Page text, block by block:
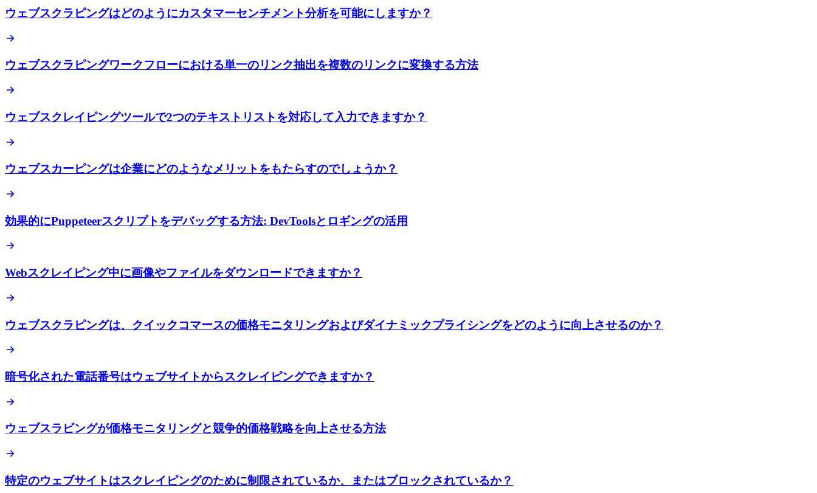
ウェブスクラピングはどのようにカスタマーセンチメント分析を可能にしますか？
ウェブスクラピングワークフローにおける単一のリンク抽出を複数のリンクに変換する方法
ウェブスクレイピングツールで2つのテキストリストを対応して入力できますか？
ウェブスカーピングは企業にどのようなメリットをもたらすのでしょうか？
効果的にPuppeteerスクリプトをデバッグする方法: DevToolsとロギングの活用
Webスクレイピング中に画像やファイルをダウンロードできますか？
ウェブスクラピングは、クイックコマースの価格モニタリングおよびダイナミックプライシングをどのように向上させるのか？
暗号化された電話番号はウェブサイトからスクレイピングできますか？
ウェブスラビングが価格モニタリングと競争的価格戦略を向上させる方法
特定のウェブサイトはスクレイピングのために制限されているか、またはブロックされているか？